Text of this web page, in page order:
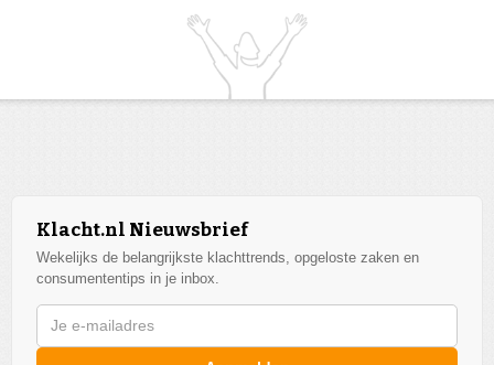
Klacht.nl Nieuwsbrief
Wekelijks de belangrijkste klachttrends, opgeloste zaken en
consumententips in je inbox.